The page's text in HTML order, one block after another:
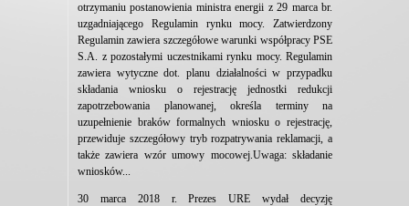
otrzymaniu postanowienia ministra energii z 29 marca br.
uzgadniającego Regulamin rynku mocy. Zatwierdzony
Regulamin zawiera szczegółowe warunki współpracy PSE
S.A. z pozostałymi uczestnikami rynku mocy. Regulamin
zawiera wytyczne dot. planu działalności w przypadku
składania wniosku o rejestrację jednostki redukcji
zapotrzebowania planowanej, określa terminy na
uzupełnienie braków formalnych wniosku o rejestrację,
przewiduje szczegółowy tryb rozpatrywania reklamacji, a
także zawiera wzór umowy mocowej.Uwaga: składanie
wniosków...
30 marca 2018 r. Prezes URE wydał decyzję